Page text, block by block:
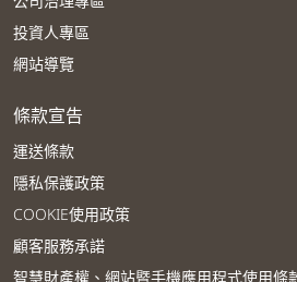
投資人專區
網站導覽
條款宣告
運送條款
隱私保護政策
COOKIE使用政策
顧客服務承諾
智慧財產權、網站暨手機應用程式使用條